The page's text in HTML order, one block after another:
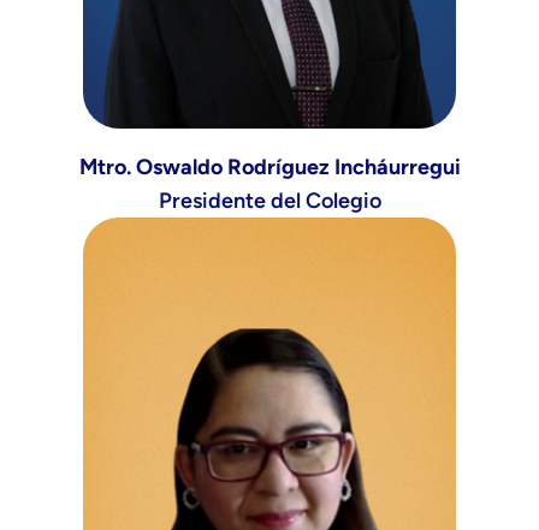
Mtro. Oswaldo Rodríguez Incháurregui
Presidente del Colegio